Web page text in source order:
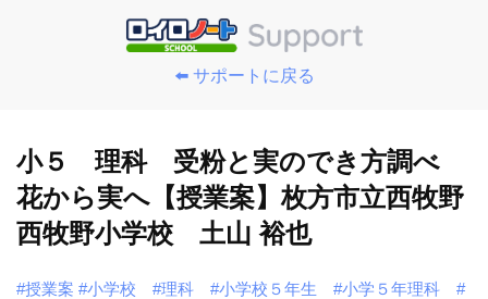
⬅️ サポートに戻る
小５ 理科 受粉と実のでき方調べ
花から実へ【授業案】枚方市立西牧野
西牧野小学校 土山 裕也
#授業案 #小学校 #理科 #小学校５年生 #小学５年理科
#